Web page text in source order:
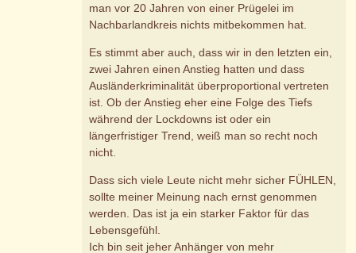
man vor 20 Jahren von einer Prügelei im
Nachbarlandkreis nichts mitbekommen hat.
Es stimmt aber auch, dass wir in den letzten ein,
zwei Jahren einen Anstieg hatten und dass
Ausländerkriminalität überproportional vertreten
ist. Ob der Anstieg eher eine Folge des Tiefs
während der Lockdowns ist oder ein
längerfristiger Trend, weiß man so recht noch
nicht.
Dass sich viele Leute nicht mehr sicher FÜHLEN,
sollte meiner Meinung nach ernst genommen
werden. Das ist ja ein starker Faktor für das
Lebensgefühl.
Ich bin seit jeher Anhänger von mehr